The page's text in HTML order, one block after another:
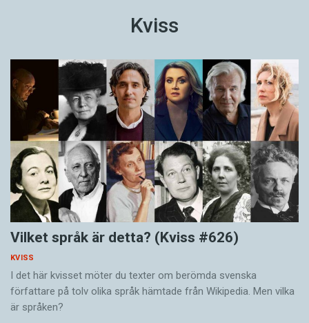
Kviss
Vilket språk är detta? (Kviss #626)
KVISS
I det här kvisset möter du texter om berömda svenska
författare på tolv olika språk hämtade från Wikipedia. Men vilka
är språken?